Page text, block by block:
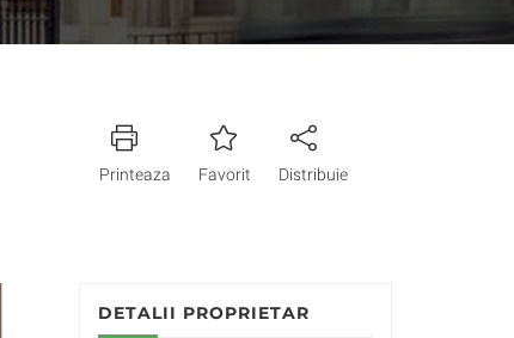
Printeaza
Favorit Distribuie
DETALII PROPRIETAR